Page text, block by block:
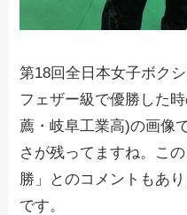
第18回全日本女子ボク
フェザー級で優勝した
薦・岐阜工業高)の画像
さが残ってますね。こ
勝」とのコメントもあ
です。